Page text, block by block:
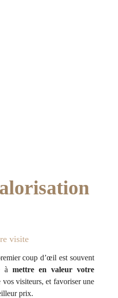
visite
coup d’œil est souvent
à mettre en valeur votre
visiteurs, et favoriser une
prix.